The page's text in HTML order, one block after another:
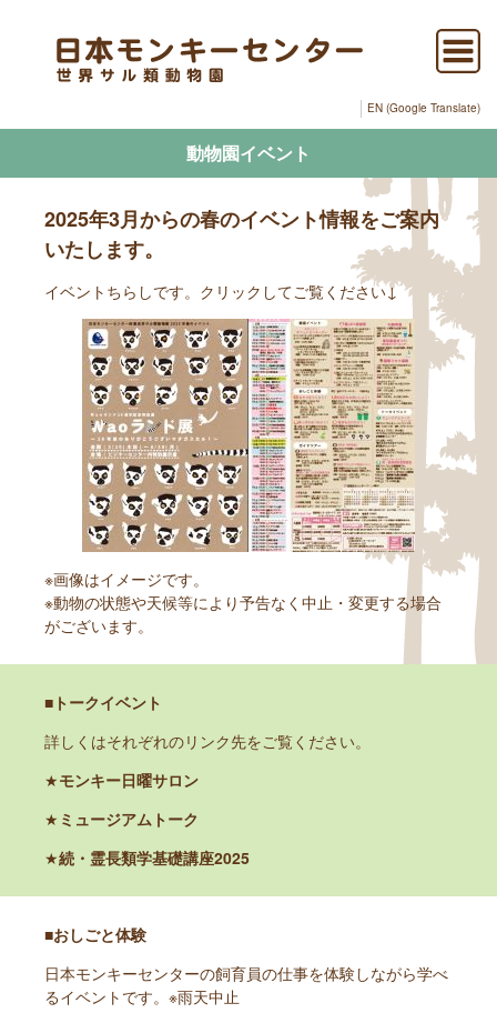
EN (Google Translate)
動物園イベント
2025年3月からの春のイベント情報をご案内
いたします。
イベントちらしです。クリックしてご覧ください↓
※画像はイメージです。
※動物の状態や天候等により予告なく中止・変更する場合
がございます。
■トークイベント
詳しくはそれぞれのリンク先をご覧ください。
★モンキー日曜サロン
★ ミュージアムトーク
★続・霊長類学基礎講座2025
■おしごと体験
日本モンキーセンターの飼育員の仕事を体験しながら学べ
るイベントです。※雨天中止